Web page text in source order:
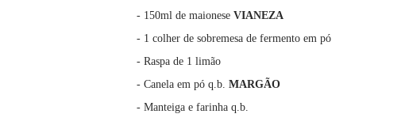
- 150ml de maionese VIANEZA
- 1 colher de sobremesa de fermento em pó
- Raspa de 1 limão
- Canela em pó q.b. MARGÃO
- Manteiga e farinha q.b.